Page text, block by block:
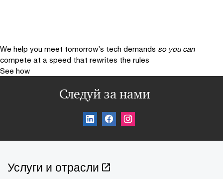
We help you meet tomorrow’s tech demands so you can
compete at a speed that rewrites the rules
See how
Следуй за нами
Услуги и отрасли